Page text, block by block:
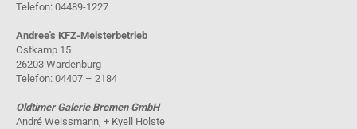
Telefon: 04489-1227
Andree's KFZ-Meisterbetrieb
Ostkamp 15
26203 Wardenburg
Telefon: 04407 – 2184
Oldtimer Galerie Bremen GmbH
André Weissmann, + Kyell Holste